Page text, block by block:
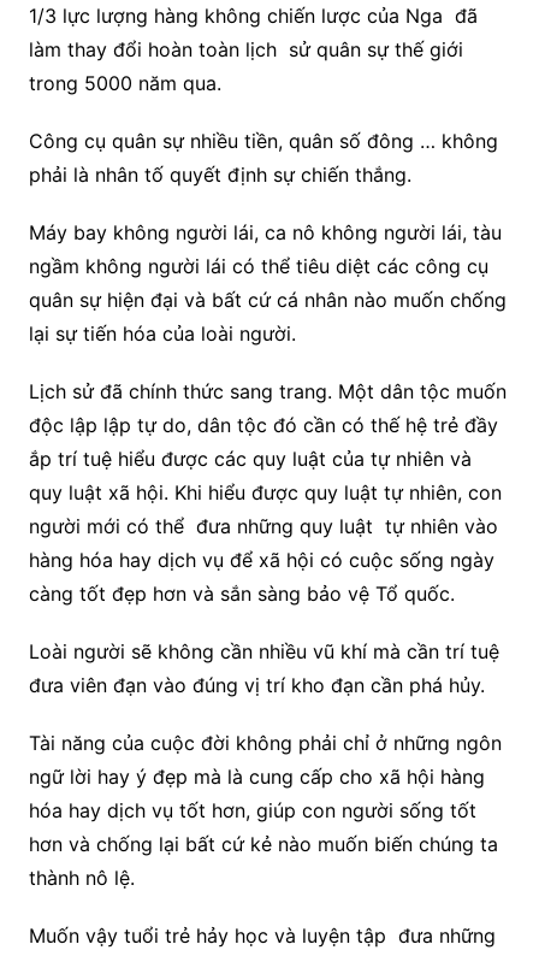
1/3 lực lượng hàng không chiến lược của Nga đã
làm thay đổi hoàn toàn lịch sử quân sự thế giới
trong 5000 năm qua.
Công cụ quân sự nhiều tiền, quân số đông … không
phải là nhân tố quyết định sự chiến thắng.
Máy bay không người lái, ca nô không người lái, tàu
ngầm không người lái có thể tiêu diệt các công cụ
quân sự hiện đại và bất cứ cá nhân nào muốn chống
lại sự tiến hóa của loài người.
Lịch sử đã chính thức sang trang. Một dân tộc muốn
độc lập lập tự do, dân tộc đó cần có thế hệ trẻ đầy
ắp trí tuệ hiểu được các quy luật của tự nhiên và
quy luật xã hội. Khi hiểu được quy luật tự nhiên, con
người mới có thể đưa những quy luật tự nhiên vào
hàng hóa hay dịch vụ để xã hội có cuộc sống ngày
càng tốt đẹp hơn và sắn sàng bảo vệ Tổ quốc.
Loài người sẽ không cần nhiều vũ khí mà cần trí tuệ
đưa viên đạn vào đúng vị trí kho đạn cần phá hủy.
Tài năng của cuộc đời không phải chỉ ở những ngôn
ngữ lời hay ý đẹp mà là cung cấp cho xã hội hàng
hóa hay dịch vụ tốt hơn, giúp con người sống tốt
hơn và chống lại bất cứ kẻ nào muốn biến chúng ta
thành nô lệ.
Muốn vậy tuổi trẻ hảy học và luyện tập đưa những